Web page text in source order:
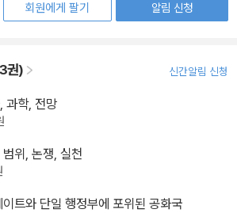
회원에게 팔기
알림 신청
권) 신간알림 신청
과학, 전망
위, 논쟁, 실천
트와 단일 행정부에 포위된 공화국